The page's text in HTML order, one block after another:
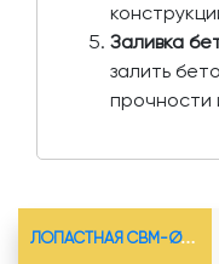
Заливка
залить
прочности
ЛОПАСТНАЯ СВМ-Ø73*5.5